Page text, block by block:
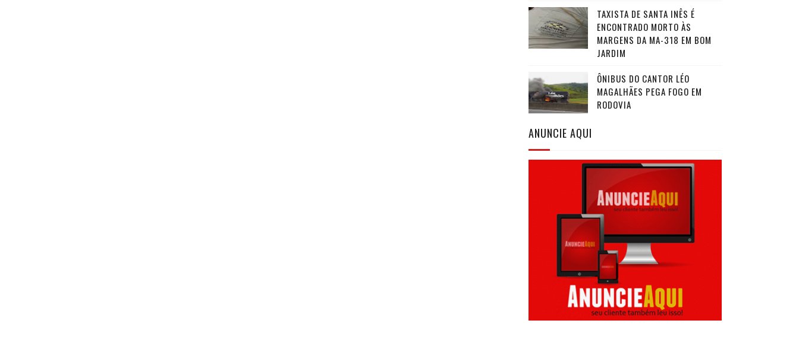
TAXISTA DE SANTA INÊS É
ENCONTRADO MORTO ÀS
MARGENS DA MA-318 EM BOM
JARDIM
ÔNIBUS DO CANTOR LÉO
MAGALHÃES PEGA FOGO EM
RODOVIA
ANUNCIE AQUI